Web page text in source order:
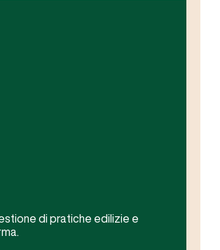
di pratiche edilizie e